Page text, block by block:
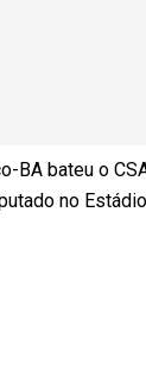
BA bateu o
no